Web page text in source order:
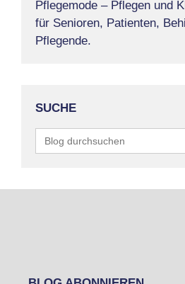
Pflegemode – Pflegen und
für Senioren, Patienten,
Pflegende.
SUCHE
for: